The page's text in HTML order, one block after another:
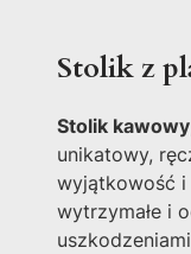
Stolik z
Stolik kawowy
unikatowy,
wyjątkowość i
wytrzymałe i